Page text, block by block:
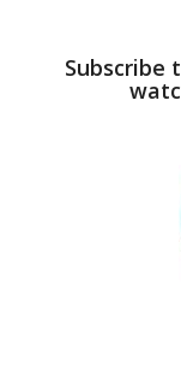
Subscribe